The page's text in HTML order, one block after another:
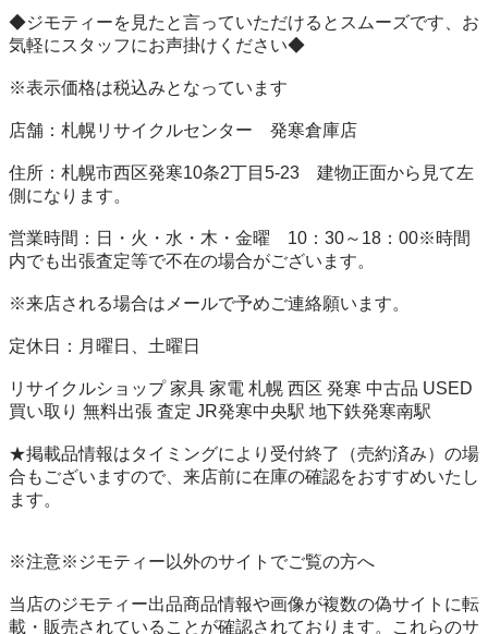
◆ジモティーを見たと言っていただけるとスムーズです、お
気軽にスタッフにお声掛けください◆
※表示価格は税込みとなっています
店舗：札幌リサイクルセンター　発寒倉庫店
住所：札幌市西区発寒10条2丁目5-23　建物正面から見て左
側になります。
営業時間：日・火・水・木・金曜　10：30～18：00※時間
内でも出張査定等で不在の場合がございます。
※来店される場合はメールで予めご連絡願います。
定休日：月曜日、土曜日
リサイクルショップ 家具 家電 札幌 西区 発寒 中古品 USED
買い取り 無料出張 査定 JR発寒中央駅 地下鉄発寒南駅
★掲載品情報はタイミングにより受付終了（売約済み）の場
合もございますので、来店前に在庫の確認をおすすめいたし
ます。
※注意※ジモティー以外のサイトでご覧の方へ
当店のジモティー出品商品情報や画像が複数の偽サイトに転
載・販売されていることが確認されております。これらのサ